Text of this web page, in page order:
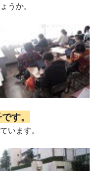
うか。
す。
います。